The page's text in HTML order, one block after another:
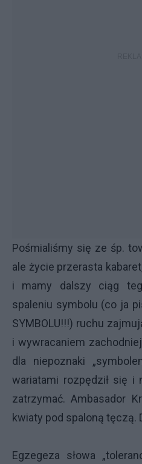
Pośmialiśmy się ze śp.
ale życie przerasta
i mamy dalszy ciąg
spaleniu symbolu (co ja
SYMBOLU!!!) ruchu
i wywracaniem
dla niepoznaki
wariatami rozpędził się
zatrzymać. Ambasador
kwiaty pod spaloną tęczą.
Egzegeza słowa